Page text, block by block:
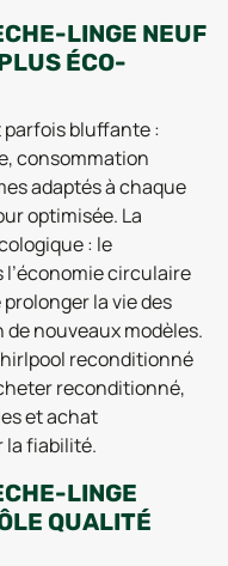
LINGE NEUF
ÉCO-
parfois bluffante :
consommation
adaptés à chaque
optimisée. La
: le
circulaire
la vie des
nouveaux modèles.
reconditionné
reconditionné,
et achat
la fiabilité.
LINGE
QUALITÉ